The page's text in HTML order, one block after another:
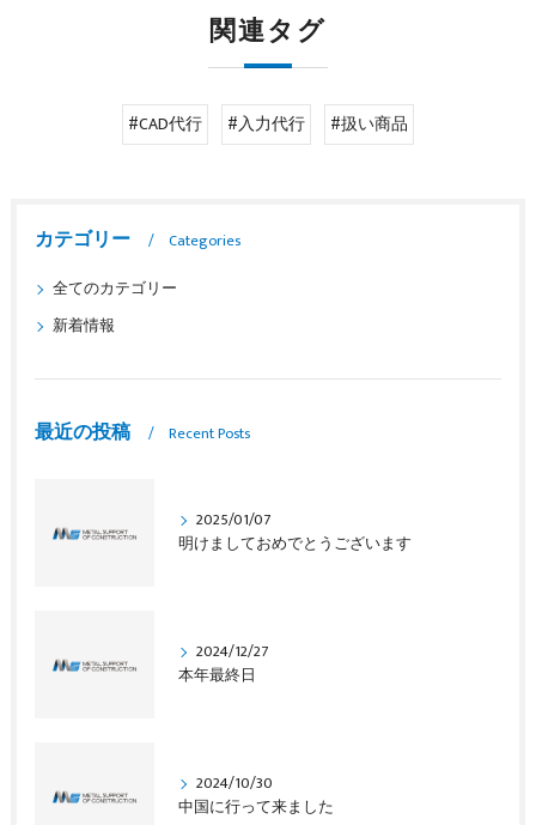
関連タグ
#CAD代行 #入力代行 #扱い商品
カテゴリー
Categories
全てのカテゴリー
新着情報
最近の投稿 Recent Posts
2025/01/07
明けましておめでとうございます
2024/12/27
本年最終日
2024/10/30
中国に行って来ました